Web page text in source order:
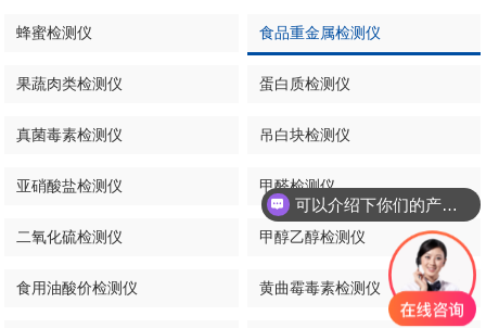
蜂蜜检测仪 食品重金属检测仪
果蔬肉类检测仪 蛋白质检测仪
真菌毒素检测仪 吊白块检测仪
亚硝酸盐检测仪 甲醛检测仪
二氧化硫检测仪 甲醇乙醇检测仪
食用油酸价检测仪 黄曲霉毒素检测仪
可以介绍下你们的产品么